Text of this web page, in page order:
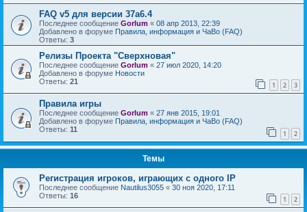
FAQ v5 для версии 37a6.4
Последнее сообщение Gorlum « 08 апр 2013, 22:39
Добавлено в форуме Правила, информация и ЧаВо (FAQ)
Ответы: 3
Релизы Проекта "Сверхновая"
Последнее сообщение Gorlum « 27 июл 2020, 14:20
Добавлено в форуме Новости
Ответы: 21 1 2 3
Правила игры
Последнее сообщение Gorlum « 27 янв 2015, 19:01
Добавлено в форуме Правила, информация и ЧаВо (FAQ)
Ответы: 11 1 2
Темы
Регистрация игроков, играющих с одного IP
Последнее сообщение Nautilus3055 « 30 ноя 2020, 17:11
Ответы: 16 1 2